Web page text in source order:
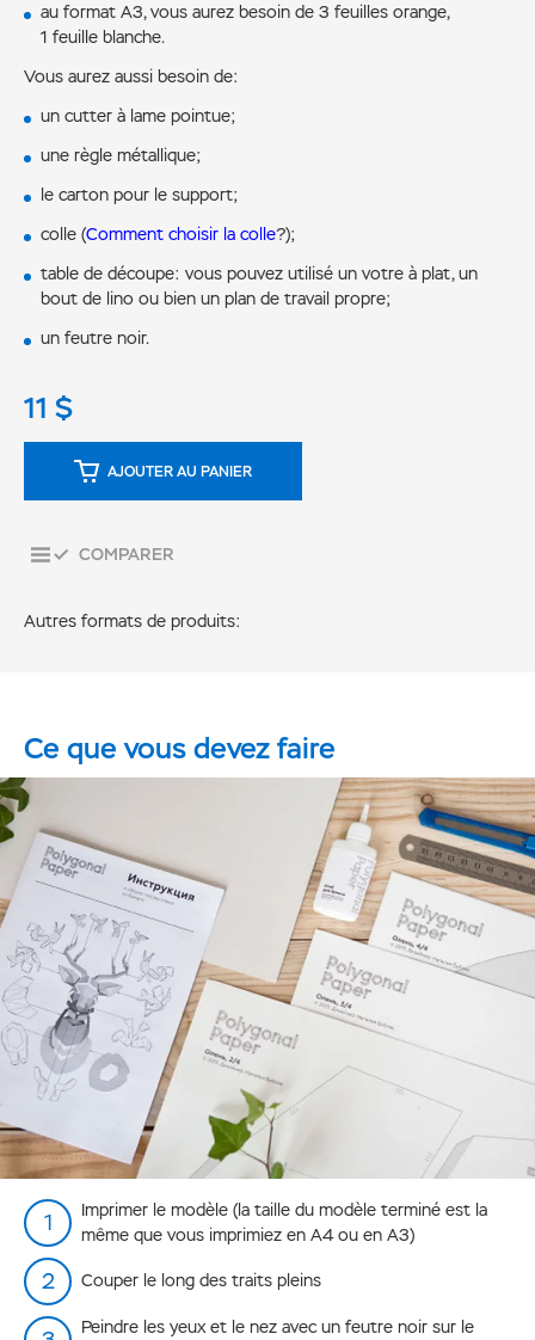
au format A3, vous aurez besoin de 3 feuilles orange,
1 feuille blanche.
Vous aurez aussi besoin de:
un cutter à lame pointue;
une règle métallique;
le carton pour le support;
colle (Comment choisir la colle?);
table de découpe: vous pouvez utilisé un votre à plat, un
bout de lino ou bien un plan de travail propre;
un feutre noir.
11 $
AJOUTER AU PANIER
COMPARER
Autres formats de produits:
Ce que vous devez faire
Imprimer le modèle (la taille du modèle terminé est la
même que vous imprimiez en A4 ou en A3)
Couper le long des traits pleins
Peindre les yeux et le nez avec un feutre noir sur le